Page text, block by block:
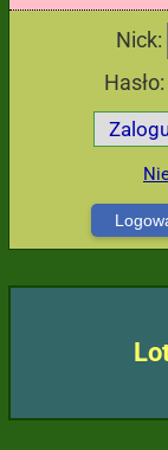
Nick:
Hasło: